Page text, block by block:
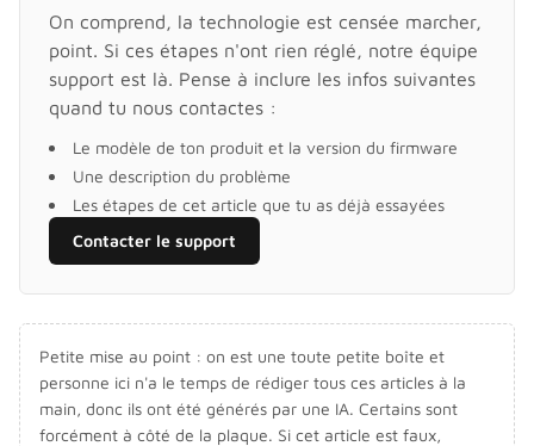
On comprend, la technologie est censée marcher,
point. Si ces étapes n'ont rien réglé, notre équipe
support est là. Pense à inclure les infos suivantes
quand tu nous contactes :
Le modèle de ton produit et la version du firmware
Une description du problème
Les étapes de cet article que tu as déjà essayées
Contacter le support
Petite mise au point : on est une toute petite boîte et
personne ici n'a le temps de rédiger tous ces articles à la
main, donc ils ont été générés par une IA. Certains sont
forcément à côté de la plaque. Si cet article est faux,